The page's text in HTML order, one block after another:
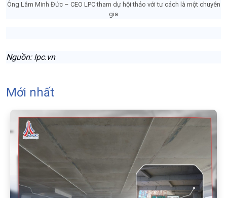
Ông Lâm Minh Đức – CEO LPC tham dự hội thảo với tư cách là một chuyên
gia
Nguồn: lpc.vn
Mới nhất